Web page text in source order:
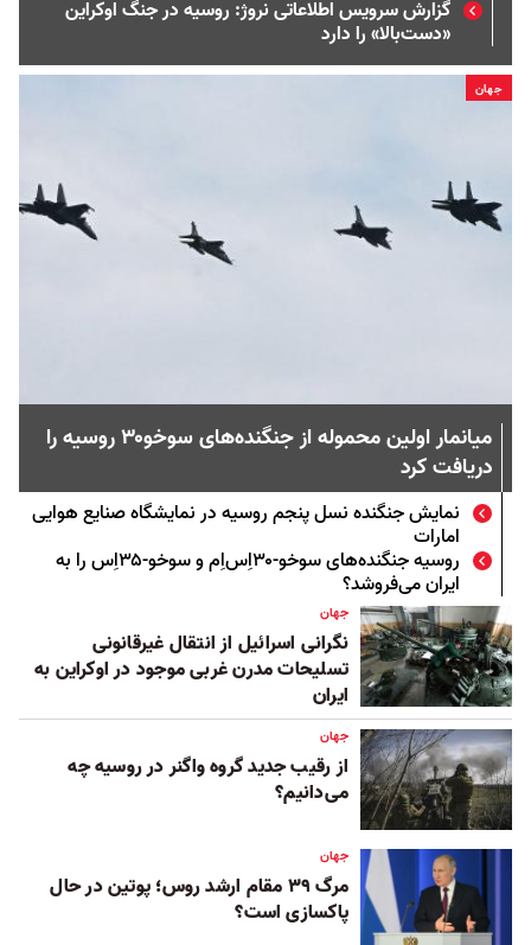
گزارش سرویس اطلاعاتی نروژ: روسیه در جنگ اوکراین
«دست‌بالا» را دارد
جهان
میانمار اولین محموله از جنگنده‌های سوخو۳۰ روسیه را
دریافت کرد
نمایش جنگنده نسل پنجم روسیه در نمایشگاه صنایع هوایی
امارات
روسیه جنگنده‌های سوخو-۳۰اِس‌اِم و سوخو-۳۵اِس را به
ایران می‌فروشد؟
جهان
نگرانی اسرائیل از انتقال غیرقانونی
تسلیحات مدرن غربی موجود در اوکراین به
ایران
جهان
از رقیب جدید گروه واگنر در روسیه چه
می‌دانیم؟
جهان
مرگ ۳۹ مقام ارشد روس؛ پوتین در حال
پاکسازی است؟